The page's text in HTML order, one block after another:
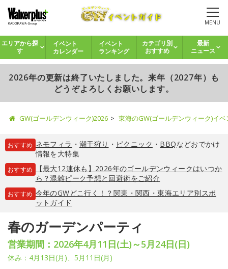
MENU
エリアから探
す
イベント
カレンダー
イベント
ランキング
カテゴリ別
おすすめ
最新
ニュース
2026年の更新は終了いたしました。来年（2027年）も
どうぞよろしくお願いします。
GW(ゴールデンウィーク)2026 東海のGW(ゴールデンウィーク)イ
おすすめ ネモフィラ ・ 潮干狩り ・ ピクニック ・ BBQなどおでかけ
情報を大特集
おすすめ
【最大12連休も】2026年のゴールデンウィークはいつか
ら？混雑ピーク予想と回避術をご紹介
おすすめ 今年のGWどこ行く！？関東・関西・東海エリア別スポ
ットガイド
春のガーデンパーティ
営業期間：2026年4月11日(土)～5月24日(日)
休み：4月13日(月)、5月11日(月)